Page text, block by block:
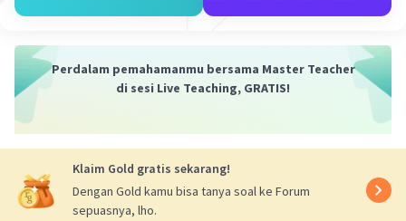
Beri Rating·0.0(0) Balas
Perdalam pemahamanmu bersama Master Teacher
di sesi Live Teaching, GRATIS!
Klaim Gold gratis sekarang!
Dengan Gold kamu bisa tanya soal ke Forum
sepuasnya, lho.